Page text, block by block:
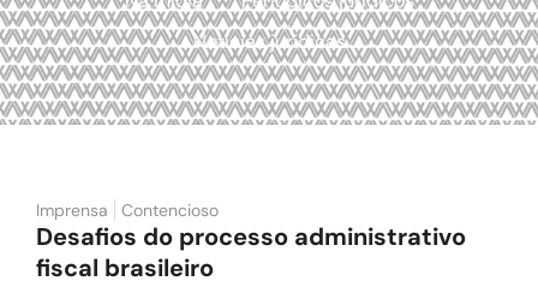
Notícias jurídicas
Imprensa Contencioso
Desafios do processo administrativo
fiscal brasileiro